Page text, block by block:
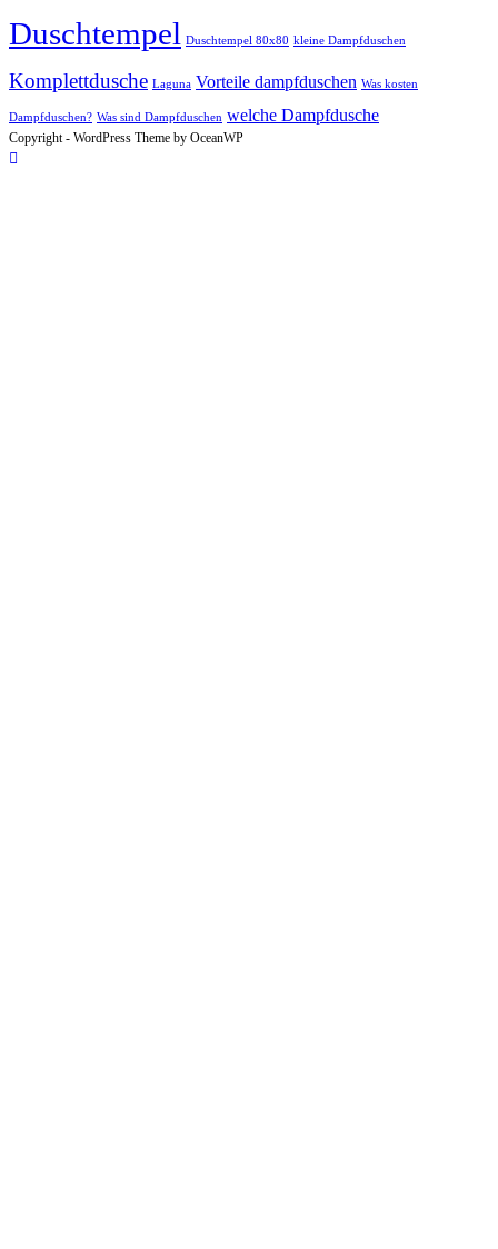
Duschtempel Duschtempel 80x80 kleine Dampfduschen
Komplettdusche Laguna Vorteile dampfduschen Was kosten
Dampfduschen? Was sind Dampfduschen welche Dampfdusche
Copyright - WordPress Theme by OceanWP